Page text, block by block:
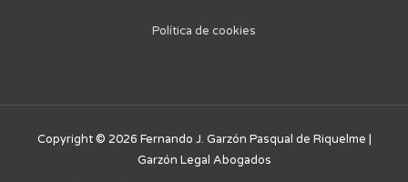
Política de cookies
Copyright © 2026 Fernando J. Garzón Pasqual de Riquelme |
Garzón Legal Abogados